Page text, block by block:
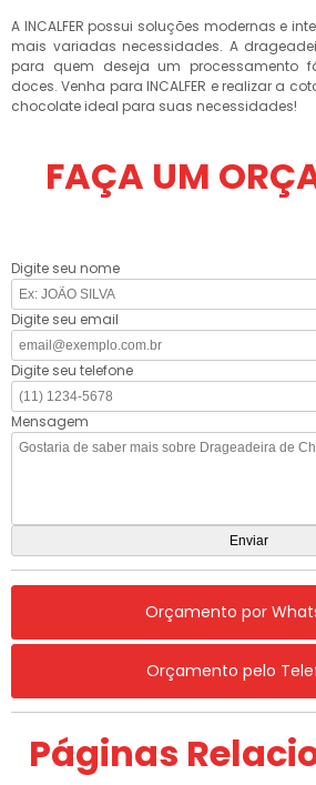
A INCALFER possui soluções modernas e
mais variadas necessidades. A
para quem deseja um processamento
doces. Venha para INCALFER e realizar a
chocolate ideal para suas necessidades!
FAÇA UM
Digite seu nome
Digite seu email
Digite seu telefone
Mensagem
Orçamento por
Orçamento pelo
Páginas